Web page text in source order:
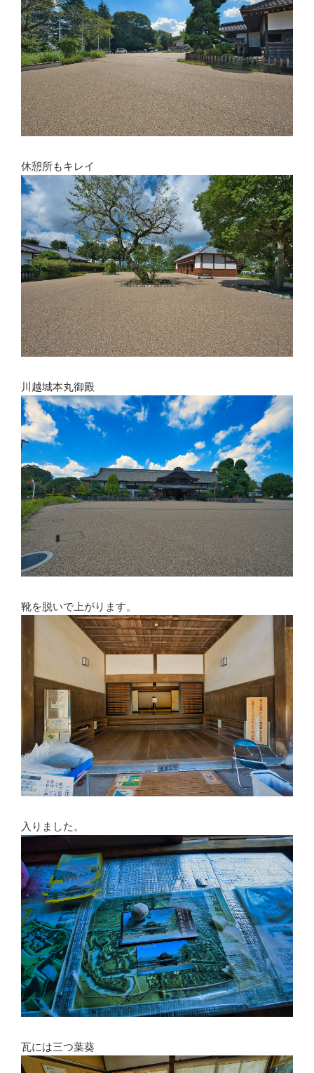
休憩所もキレイ
川越城本丸御殿
靴を脱いで上がります。
入りました。
瓦には三つ葉葵